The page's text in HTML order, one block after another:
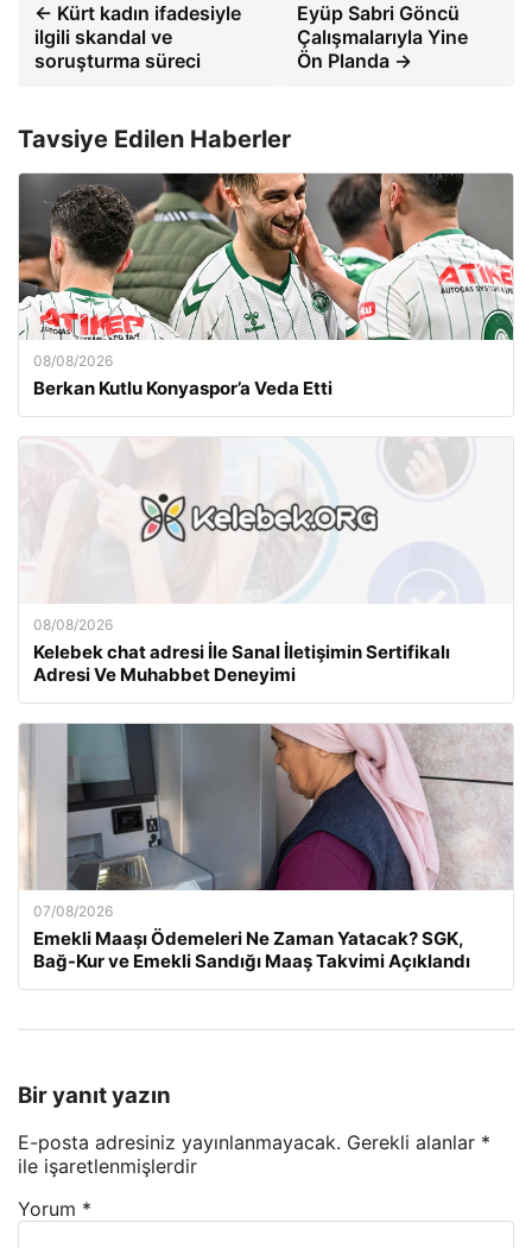
← Kürt kadın ifadesiyle
ilgili skandal ve
soruşturma süreci
Eyüp Sabri Göncü
Çalışmalarıyla Yine
Ön Planda →
Tavsiye Edilen Haberler
08/08/2026
Berkan Kutlu Konyaspor’a Veda Etti
08/08/2026
Kelebek chat adresi İle Sanal İletişimin Sertifikalı
Adresi Ve Muhabbet Deneyimi
07/08/2026
Emekli Maaşı Ödemeleri Ne Zaman Yatacak? SGK,
Bağ-Kur ve Emekli Sandığı Maaş Takvimi Açıklandı
Bir yanıt yazın
E-posta adresiniz yayınlanmayacak. Gerekli alanlar *
ile işaretlenmişlerdir
Yorum *